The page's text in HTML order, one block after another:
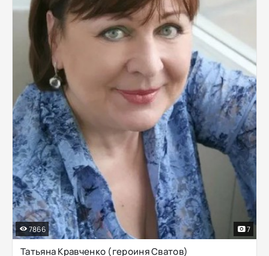
Татьяна Кравченко (героиня Сватов)
7866 7